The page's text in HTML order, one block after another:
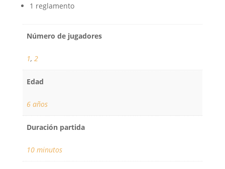
1 reglamento
Número de jugadores
1, 2
Edad
6 años
Duración partida
10 minutos